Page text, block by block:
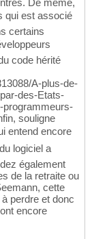
De même,
qui est associé
certains
code hérité
A-plus-de-
des-Etats-
programmeurs-
souligne
entend encore
logiciel a
également
de la retraite ou
cette
perdre et donc
encore